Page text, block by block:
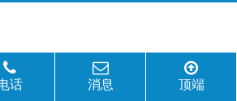
话 消息 顶端